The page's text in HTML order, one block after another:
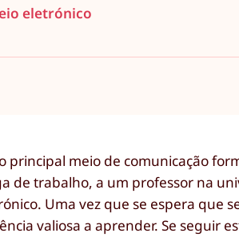
eletrónico
principal meio de comunicação
de trabalho, a um professor na
Uma vez que se espera que
valiosa a aprender. Se seguir